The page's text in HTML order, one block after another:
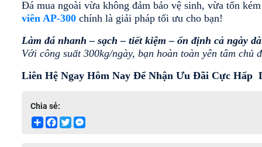
Đá mua ngoài vừa không đảm bảo vệ sinh, vừa tốn
viên AP-300 chính là giải pháp tối ưu cho bạn!
Làm đá nhanh – sạch – tiết kiệm – ổn định cả ngày
Với công suất 300kg/ngày, bạn hoàn toàn yên tâm
Liên Hệ Ngay Hôm Nay Để Nhận Ưu Đãi Cực Hấp
Chia sẻ:
ShareFacebook
Twitter